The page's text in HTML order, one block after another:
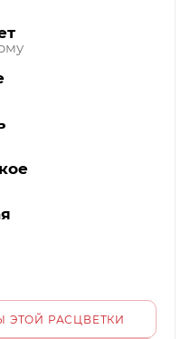
ЭТОЙ РАСЦВЕТКИ